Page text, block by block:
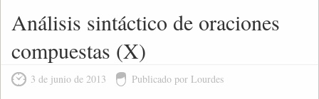
Análisis sintáctico de oraciones
compuestas (X)
3 de junio de 2013 Publicado por Lourdes